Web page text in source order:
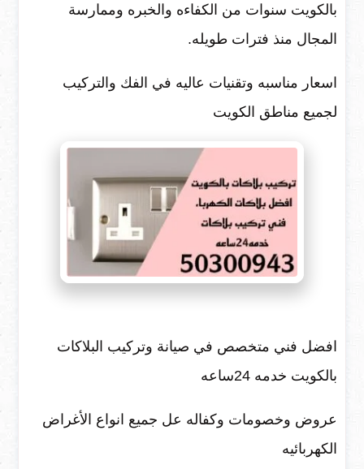
بالكويت سنوات من الكفاءه والخبره وممارسة
المجال منذ فترات طويله.
اسعار مناسبه وتقنيات عاليه في الفك والتركيب
لجميع مناطق الكويت
افضل فني متخصص في صيانة وتركيب البلاكات
بالكويت خدمه 24ساعه
عروض وخصومات وكفاله عل جميع انواع الأغراض
الكهربائيه